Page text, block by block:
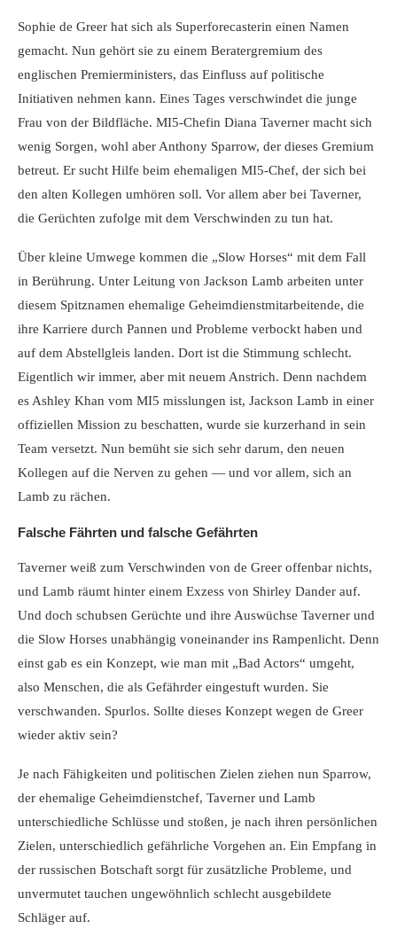
Sophie de Greer hat sich als Superforecasterin einen Namen
gemacht. Nun gehört sie zu einem Beratergremium des
englischen Premierministers, das Einfluss auf politische
Initiativen nehmen kann. Eines Tages verschwindet die junge
Frau von der Bildfläche. MI5-Chefin Diana Taverner macht sich
wenig Sorgen, wohl aber Anthony Sparrow, der dieses Gremium
betreut. Er sucht Hilfe beim ehemaligen MI5-Chef, der sich bei
den alten Kollegen umhören soll. Vor allem aber bei Taverner,
die Gerüchten zufolge mit dem Verschwinden zu tun hat.
Über kleine Umwege kommen die „Slow Horses“ mit dem Fall
in Berührung. Unter Leitung von Jackson Lamb arbeiten unter
diesem Spitznamen ehemalige Geheimdienstmitarbeitende, die
ihre Karriere durch Pannen und Probleme verbockt haben und
auf dem Abstellgleis landen. Dort ist die Stimmung schlecht.
Eigentlich wir immer, aber mit neuem Anstrich. Denn nachdem
es Ashley Khan vom MI5 misslungen ist, Jackson Lamb in einer
offiziellen Mission zu beschatten, wurde sie kurzerhand in sein
Team versetzt. Nun bemüht sie sich sehr darum, den neuen
Kollegen auf die Nerven zu gehen — und vor allem, sich an
Lamb zu rächen.
Falsche Fährten und falsche Gefährten
Taverner weiß zum Verschwinden von de Greer offenbar nichts,
und Lamb räumt hinter einem Exzess von Shirley Dander auf.
Und doch schubsen Gerüchte und ihre Auswüchse Taverner und
die Slow Horses unabhängig voneinander ins Rampenlicht. Denn
einst gab es ein Konzept, wie man mit „Bad Actors“ umgeht,
also Menschen, die als Gefährder eingestuft wurden. Sie
verschwanden. Spurlos. Sollte dieses Konzept wegen de Greer
wieder aktiv sein?
Je nach Fähigkeiten und politischen Zielen ziehen nun Sparrow,
der ehemalige Geheimdienstchef, Taverner und Lamb
unterschiedliche Schlüsse und stoßen, je nach ihren persönlichen
Zielen, unterschiedlich gefährliche Vorgehen an. Ein Empfang in
der russischen Botschaft sorgt für zusätzliche Probleme, und
unvermutet tauchen ungewöhnlich schlecht ausgebildete
Schläger auf.